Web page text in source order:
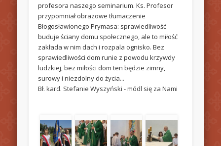
profesora naszego seminarium. Ks. Profesor
przypomniał obrazowe tłumaczenie
Błogosławionego Prymasa: sprawiedliwość
buduje ściany domu społecznego, ale to miłość
zakłada w nim dach i rozpala ognisko. Bez
sprawiedliwości dom runie z powodu krzywdy
ludzkiej, bez miłości dom ten będzie zimny,
surowy i niezdolny do życia...
Bł. kard. Stefanie Wyszyński - módl się za Nami